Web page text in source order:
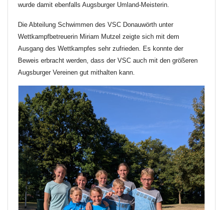
wurde damit ebenfalls Augsburger Umland-Meisterin.
Die Abteilung Schwimmen des VSC Donauwörth unter
Wettkampfbetreuerin Miriam Mutzel zeigte sich mit dem
Ausgang des Wettkampfes sehr zufrieden. Es konnte der
Beweis erbracht werden, dass der VSC auch mit den größeren
Augsburger Vereinen gut mithalten kann.